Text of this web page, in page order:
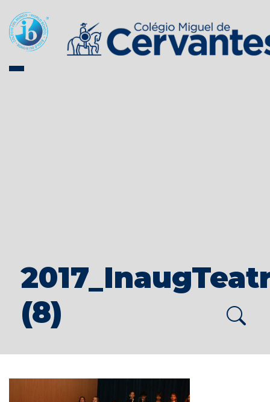
(8)